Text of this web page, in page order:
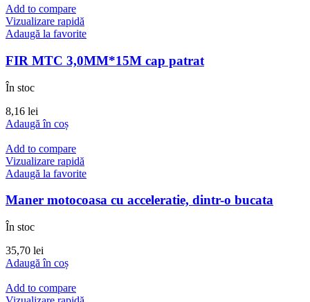
Add to compare
Vizualizare rapidă
Adaugă la favorite
FIR MTC 3,0MM*15M cap patrat
În stoc
8,16 lei
Adaugă în coș
Add to compare
Vizualizare rapidă
Adaugă la favorite
Maner motocoasa cu acceleratie, dintr-o bucata
În stoc
35,70 lei
Adaugă în coș
Add to compare